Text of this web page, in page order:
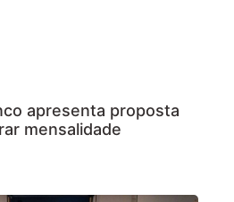
apresenta proposta
mensalidade